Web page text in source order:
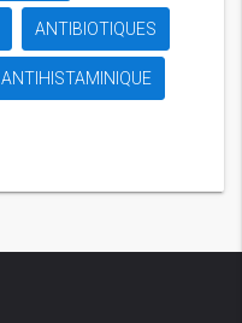
ANTIBIOTIQUES
ANTIHISTAMINIQUE